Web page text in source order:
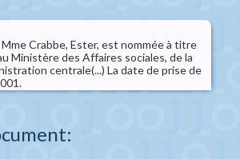
Crabbe, Ester, est nommée à titre
Ministère des Affaires sociales, de la
centrale(...) La date de prise de